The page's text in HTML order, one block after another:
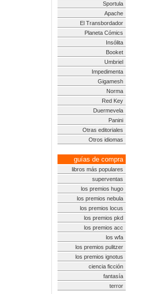
Sportula
Apache
El Transbordador
Planeta Cómics
Insólita
Booket
Umbriel
Impedimenta
Gigamesh
Norma
Red Key
Duermevela
Panini
Otras editoriales
Otros idiomas
guías de compra
libros más populares
superventas
los premios hugo
los premios nebula
los premios locus
los premios pkd
los premios acc
los wfa
los premios pulitzer
los premios ignotus
ciencia ficción
fantasía
terror